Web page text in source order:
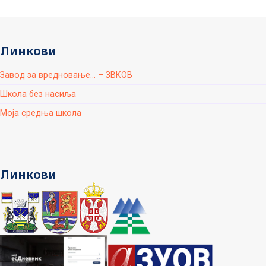
Линкови
Завод за вредновање... – ЗВКОВ
Школа без насиља
Моја средња школа
Линкови